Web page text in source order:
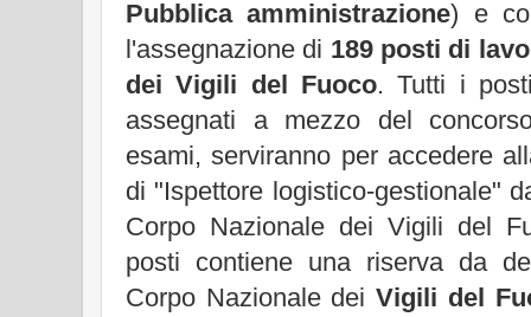
Pubblica amministrazione) e
l'assegnazione di 189 posti di
dei Vigili del Fuoco. Tutti i
assegnati a mezzo del
esami, serviranno per accedere
di "Ispettore logistico-gestionale"
Corpo Nazionale dei Vigili del
posti contiene una riserva da
Corpo Nazionale deiVigili del